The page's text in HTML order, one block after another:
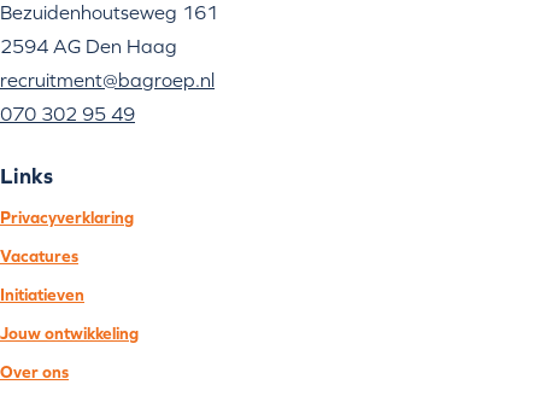
Bezuidenhoutseweg 161
2594 AG Den Haag
recruitment@bagroep.nl
070 302 95 49
Links
Privacyverklaring
Vacatures
Initiatieven
Jouw ontwikkeling
Over ons